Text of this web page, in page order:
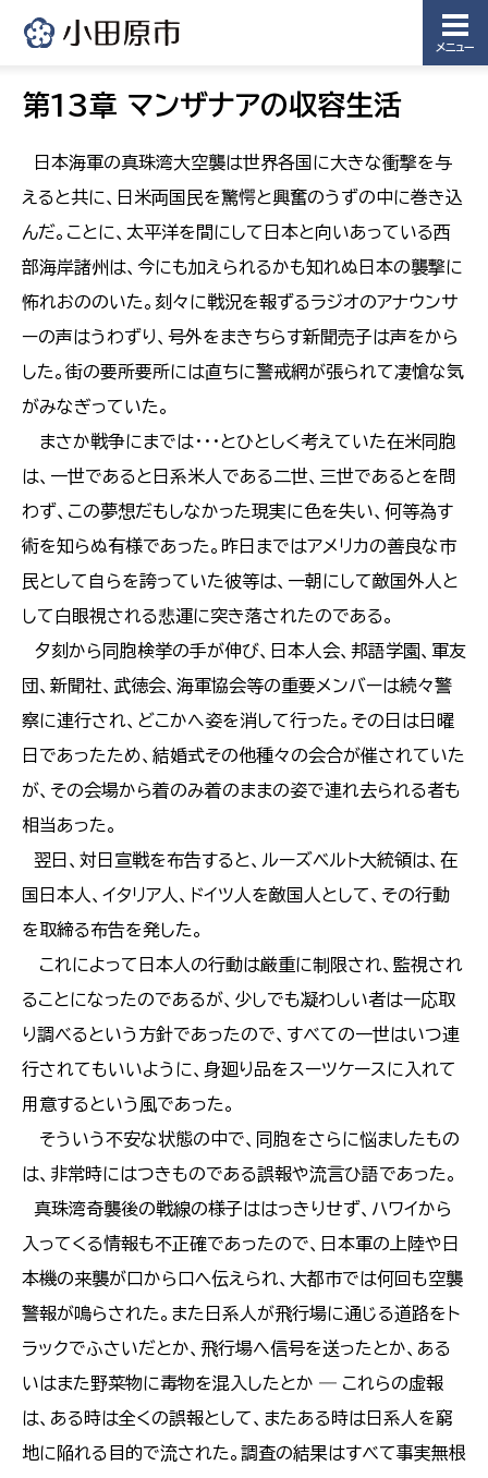
メニュー
第13章 マンザナアの収容生活
日本海軍の真珠湾大空襲は世界各国に大きな衝撃を与
えると共に、日米両国民を驚愕と興奮のうずの中に巻き込
んだ。ことに、太平洋を間にして日本と向いあっている西
部海岸諸州は、今にも加えられるかも知れぬ日本の襲撃に
怖れおののいた。刻々に戦況を報ずるラジオのアナウンサ
ーの声はうわずり、号外をまきちらす新聞売子は声をから
した。街の要所要所には直ちに警戒網が張られて凄愴な気
がみなぎっていた。
まさか戦争にまでは・・・とひとしく考えていた在米同胞
は、一世であると日系米人である二世、三世であるとを問
わず、この夢想だもしなかった現実に色を失い、何等為す
術を知らぬ有様であった。昨日まではアメリカの善良な市
民として自らを誇っていた彼等は、一朝にして敵国外人と
して白眼視される悲運に突き落されたのである。
夕刻から同胞検挙の手が伸び、日本人会、邦語学園、軍友
団、新聞社、武徳会、海軍協会等の重要メンバーは続々警
察に連行され、どこかへ姿を消して行った。その日は日曜
日であったため、結婚式その他種々の会合が催されていた
が、その会場から着のみ着のままの姿で連れ去られる者も
相当あった。
翌日、対日宣戦を布告すると、ルーズベルト大統領は、在
国日本人、イタリア人、ドイツ人を敵国人として、その行動
を取締る布告を発した。
これによって日本人の行動は厳重に制限され、監視され
ることになったのであるが、少しでも凝わしい者は一応取
り調べるという方針であったので、すべての一世はいつ連
行されてもいいように、身廻り品をスーツケースに入れて
用意するという風であった。
そういう不安な状態の中で、同胞をさらに悩ましたもの
は、非常時にはつきものである誤報や流言ひ語であった。
真珠湾奇襲後の戦線の様子ははっきりせず、ハワイから
入ってくる情報も不正確であったので、日本軍の上陸や日
本機の来襲が口から口ヘ伝えられ、大都市では何回も空襲
警報が鳴らされた。また日系人が飛行場に通じる道路をト
ラックでふさいだとか、飛行場へ信号を送ったとか、ある
いはまた野菜物に毒物を混入したとか ― これらの虚報
は、ある時は全くの誤報として、またある時は日系人を窮
地に陥れる目的で流された。調査の結果はすべて事実無根